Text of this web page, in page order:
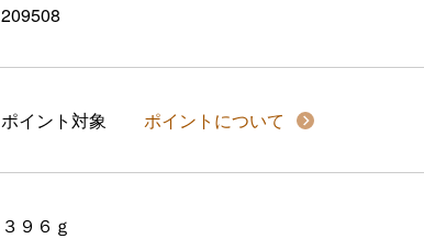
209508
ポイント対象 ポイントについて
３９６ｇ